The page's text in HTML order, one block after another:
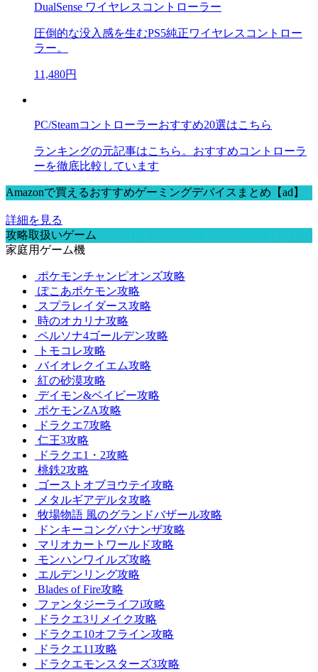
DualSense ワイヤレスコントローラー
圧倒的な没入感を生むPS5純正ワイヤレスコントロー
ラー。
11,480円
PC/Steamコントローラーおすすめ20選はこちら
ランキングの元記事はこちら。おすすめコントローラ
ーを徹底比較しています
Amazonで買えるおすすめゲーミングデバイスまとめ【ad】
詳細を見る
攻略取扱いゲーム
家庭用ゲーム機
ポケモンチャンピオンズ攻略
ぽこあポケモン攻略
スプラレイダース攻略
時のオカリナ攻略
ペルソナ4ゴールデン攻略
トモコレ攻略
バイオレクイエム攻略
紅の砂漠攻略
デイモン&ベイビー攻略
ポケモンZA攻略
ドラクエ7攻略
仁王3攻略
ドラクエ1・2攻略
桃鉄2攻略
ゴーストオブヨウテイ攻略
メタルギアデルタ攻略
牧場物語 風のグランドバザール攻略
ドンキーコングバナンザ攻略
マリオカートワールド攻略
モンハンワイルズ攻略
エルデンリング攻略
Blades of Fire攻略
ファンタジーライフi攻略
ドラクエ3リメイク攻略
ドラクエ10オフライン攻略
ドラクエ11攻略
ドラクエモンスターズ3攻略